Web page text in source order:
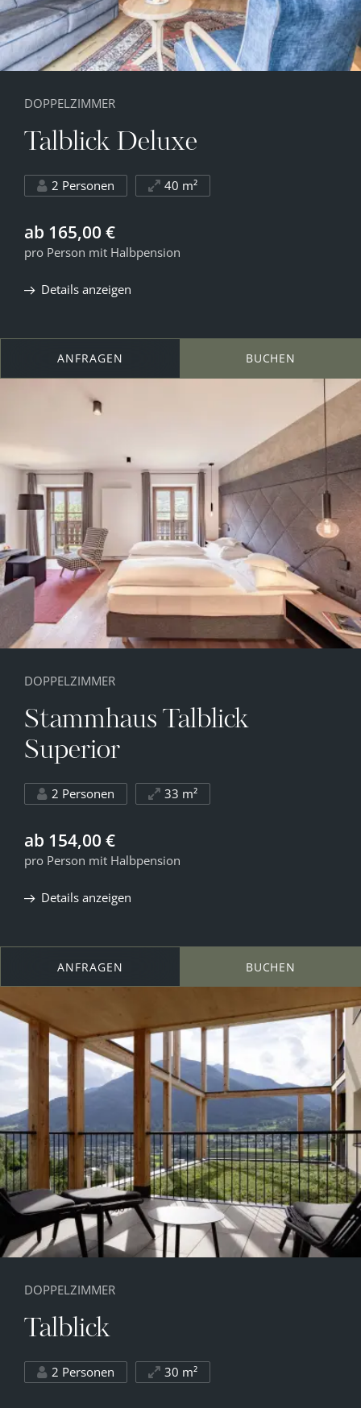
DOPPELZIMMER
Talblick Deluxe
2 Personen 40 m²
ab 165,00 €
pro Person mit Halbpension
Details anzeigen
ANFRAGEN BUCHEN
DOPPELZIMMER
Stammhaus Talblick
Superior
2 Personen 33 m²
ab 154,00 €
pro Person mit Halbpension
Details anzeigen
ANFRAGEN BUCHEN
DOPPELZIMMER
Talblick
2 Personen 30 m²